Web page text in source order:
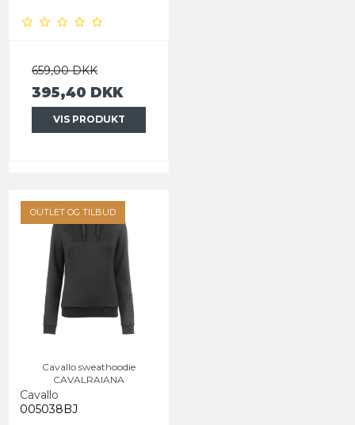
659,00 DKK
395,40 DKK
VIS PRODUKT
OUTLET OG TILBUD
Cavallo sweathoodie
CAVALRAIANA
Cavallo
005038BJ